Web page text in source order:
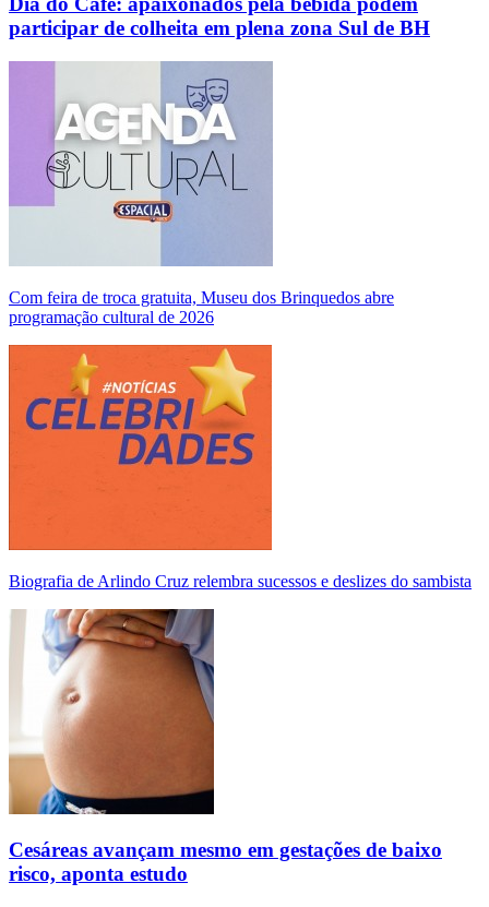
participar de colheita em plena zona Sul de BH
Com feira de troca gratuita, Museu dos Brinquedos abre
programação cultural de 2026
Biografia de Arlindo Cruz relembra sucessos e deslizes do sambista
Cesáreas avançam mesmo em gestações de baixo
risco, aponta estudo